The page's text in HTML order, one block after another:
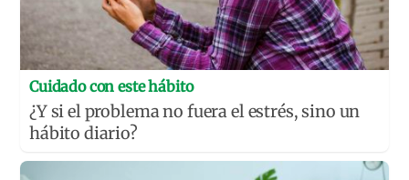
Cuidado con este hábito
¿Y si el problema no fuera el estrés, sino un
hábito diario?